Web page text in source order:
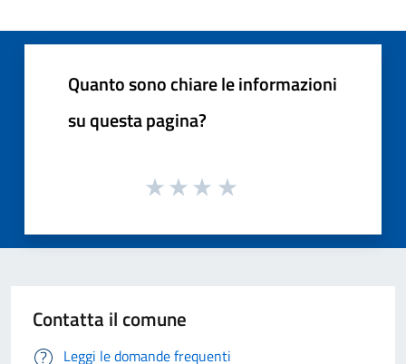
Quanto sono chiare le informazioni
su questa pagina?
Contatta il comune
Leggi le domande frequenti